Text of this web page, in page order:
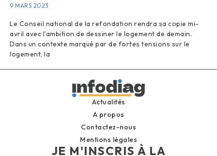
9 MARS 2023
Le Conseil national de la refondation rendra sa copie mi-
avril avec l’ambition de dessiner le logement de demain.
Dans un contexte marqué par de fortes tensions sur le
logement, la
Actualités
A propos
Contactez-nous
Mentions légales
JE M'INSCRIS À LA